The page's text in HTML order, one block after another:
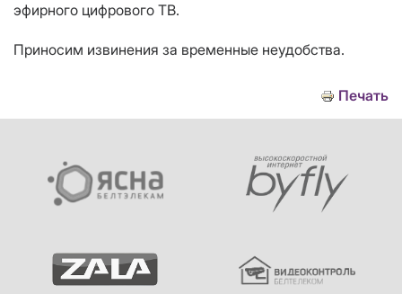
эфирного цифрового ТВ.
Приносим извинения за временные неудобства.
Печать